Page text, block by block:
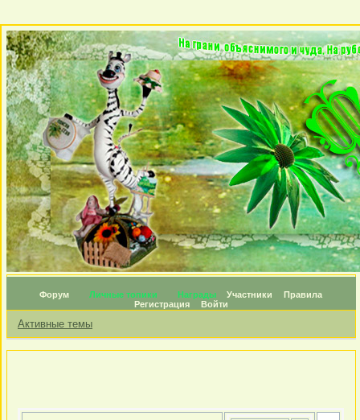
Форум Личные топики Награды Участники
Правила
Регистрация
Войти
Активные темы